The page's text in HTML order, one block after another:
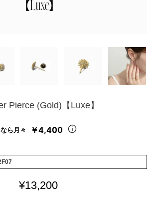
Pierce (Gold)【Luxe】
ら月々 ￥4,400
¥13,200